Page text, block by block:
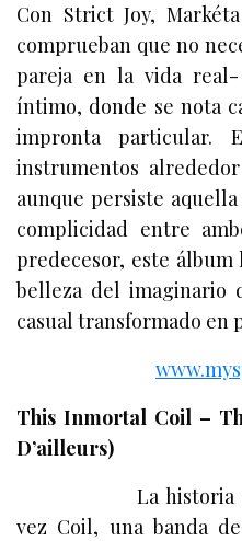
Con Strict Joy,
comprueban que no
pareja en la vida
íntimo, donde se nota
impronta particular.
instrumentos
aunque persiste
complicidad entre
predecesor, este
belleza del imaginario
casual transformado en
This Inmortal Coil –
D’ailleurs)
La
vez Coil, una banda